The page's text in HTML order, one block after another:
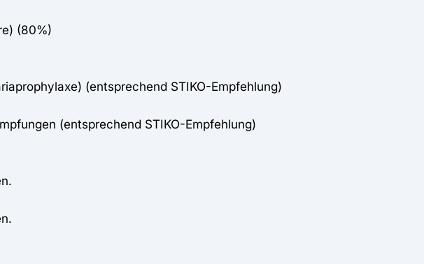
(80%)
(entsprechend STIKO-Empfehlung)
(entsprechend STIKO-Empfehlung)